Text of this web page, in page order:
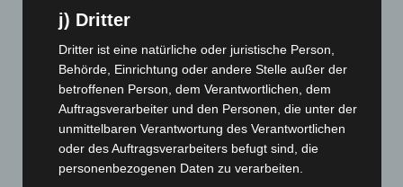
April 2026
März 2026
(115)
Februar 2026(109)
Januar 2026(122)
Dezember 2025 (103)
November 2025(114)
j) Dritter
Dritter ist eine natürliche oder juristische Person,
Behörde, Einrichtung oder andere Stelle außer der
betroffenen Person, dem Verantwortlichen, dem
Auftragsverarbeiter und den Personen, die unter der
unmittelbaren Verantwortung des Verantwortlichen
oder des Auftragsverarbeiters befugt sind, die
personenbezogenen Daten zu verarbeiten.